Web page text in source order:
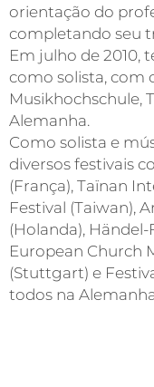
orientação do
completando seu
Em julho de 2010,
como solista, com
Musikhochschule,
Alemanha.
Como solista e
diversos festivais
(França), Taïnan
Festival (Taiwan),
(Holanda),
European Church
(Stuttgart) e
todos na